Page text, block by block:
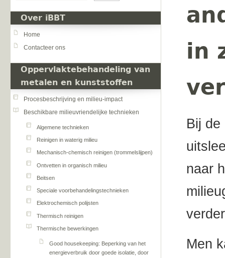
Over iBBT
Home
Contacteer ons
Oppervlaktebehandeling van
metalen en kunststoffen
Procesbeschrijving en milieu-impact
Beschikbare milieuvriendelijke technieken
Algemene technieken
Reinigen in waterig milieu
Mechanisch-chemisch reinigen (trommelslijpen)
Ontvetten in organisch milieu
Beitsen
Speciale voorbehandelingstechnieken
Elektrochemisch polijsten
Thermisch reinigen
Thermische bewerkingen
Good housekeeping: Beperking van het
energieverbruik door goede isolatie, door
in
Bij de
naar
Men